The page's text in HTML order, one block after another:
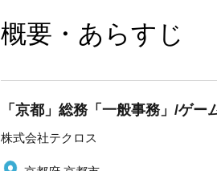
概要・あらすじ
「京都」総務「一般事務」/ゲー
株式会社テクロス